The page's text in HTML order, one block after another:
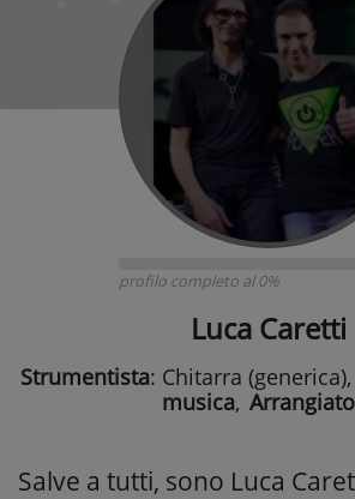
profilo completo al 0%
Luca Caretti
Strumentista: Chitarra (generica),
musica,
Salve a tutti, sono Luca